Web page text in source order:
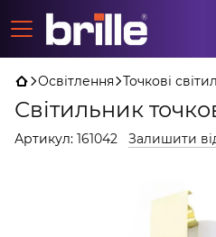
Освітлення Точкові
Світильник
Артикул: 161042 Залишити